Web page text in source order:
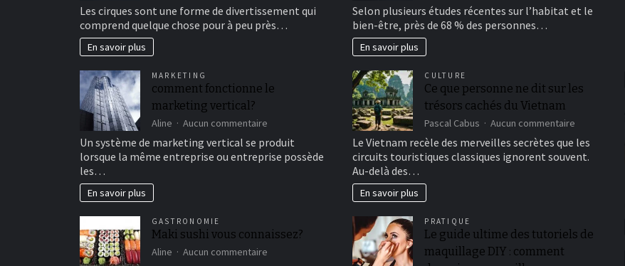
au
cirque
bon
Les cirques sont une forme de divertissement qui
comprend quelque chose pour à peu près…
En savoir plus
MARKETING
comment fonctionne le
marketing vertical?
Aline Aucun commentaire
fonctionne
le
Un système de marketing vertical se produit
lorsque la même entreprise ou entreprise possède
les…
En savoir plus
GASTRONOMIE
Maki sushi vous connaissez?
Aline Aucun commentaire
un
en
Selon plusieurs études récentes sur l’habitat et le
bien-être, près de 68 % des personnes…
En savoir plus
CULTURE
Ce que personne ne dit sur les
trésors cachés du Vietnam
Pascal Cabus Aucun commentaire
que
personne
cachés
Le Vietnam recèle des merveilles secrètes que les
circuits touristiques classiques ignorent souvent.
Au-delà des…
En savoir plus
PRATIQUE
Le guide ultime des tutoriels de
maquillage DIY : comment